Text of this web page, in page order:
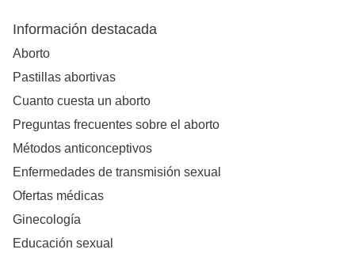
Información destacada
Aborto
Pastillas abortivas
Cuanto cuesta un aborto
Preguntas frecuentes sobre el aborto
Métodos anticonceptivos
Enfermedades de transmisión sexual
Ofertas médicas
Ginecología
Educación sexual